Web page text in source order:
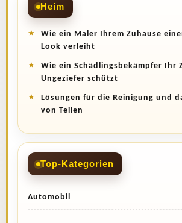
Heim
Wie ein Maler Ihrem Zuhause
Look verleiht
Wie ein Schädlingsbekämpfer Ihr
Ungeziefer schützt
Lösungen für die Reinigung und
von Teilen
Top-Kategorien
Automobil